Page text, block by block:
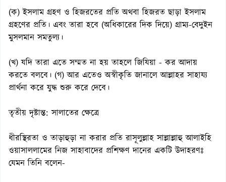
(ক) ইসলাম গ্রহণ ও হিজরতের প্রতি অথবা হিজরত ছাড়া ইসলাম
গ্রহণের প্রতি। এবং তারা হবে (অধিকারের দিক দিয়ে) গ্রাম্য-বেদুইন
মুসলমান সমতুল্য।
(খ) যদি তারা এতে সম্মত না হয় তাহলে জিযিয়া - কর আদায়
করতে বলবে। (গ) আর এতেও অস্বীকৃতি জানালে আল্লাহর সাহায্য
প্রার্থনা করে যুদ্ধ শুরু করে দেবে।
তৃতীয় দৃষ্টান্ত: সালাতের ক্ষেত্রে
ধীরস্থিরতা ও তাড়াহুড়া না করার প্রতি রাসূলুল্লাহ সাল্লাল্লাহু আলাইহি
ওয়াসাললামের নিজ সাহাবাদের প্রশিক্ষণ দানের একটি উদাহরণঃ
যেমন তিনি বলেন-